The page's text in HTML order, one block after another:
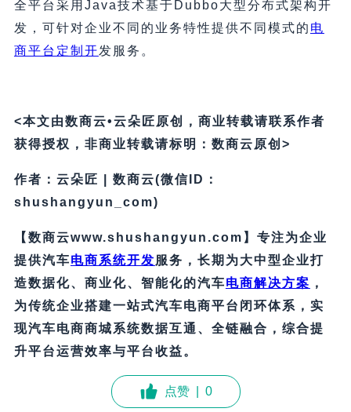
全平台采用Java技术基于Dubbo大型分布式架构开
发，可针对企业不同的业务特性提供不同模式的 电
商平台定制开发服务。
<本文由数商云•云朵匠原创，商业转载请联系作者
获得授权，非商业转载请标明：数商云原创>
作者：云朵匠 | 数商云(微信ID：
shushangyun_com)
【数商云www.shushangyun.com】专注为企业
提供汽车电商系统开发服务，长期为大中型企业打
造数据化、商业化、智能化的汽车电商解决方案 ，
为传统企业搭建一站式汽车电商平台闭环体系，实
现汽车电商商城系统数据互通、全链融合，综合提
升平台运营效率与平台收益。
点赞 0